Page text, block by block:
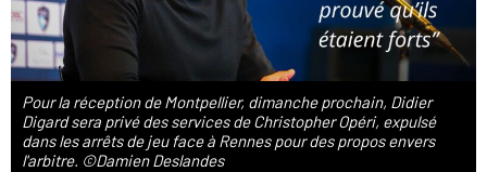
Pour la réception de Montpellier, dimanche prochain, Didier
Digard sera privé des services de Christopher Opéri, expulsé
dans les arrêts de jeu face à Rennes pour des propos envers
l'arbitre. ©Damien Deslandes